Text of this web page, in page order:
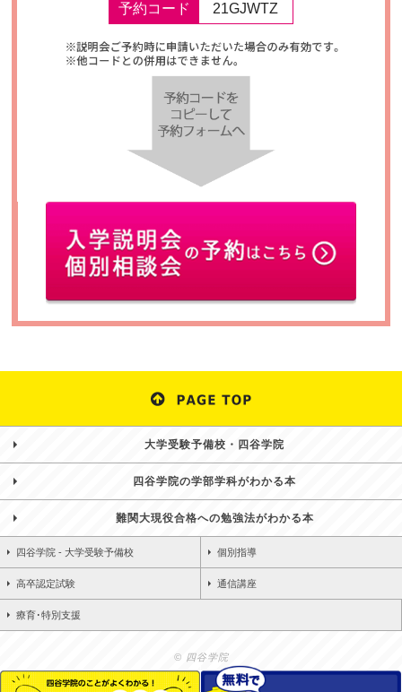
予約コード 21GJWTZ
大学受験予備校・四谷学院
四谷学院の学部学科がわかる本
難関大現役合格への勉強法がわかる本
四谷学院 - 大学受験予備校 個別指導
高卒認定試験 通信講座
療育･特別支援
© 四谷学院